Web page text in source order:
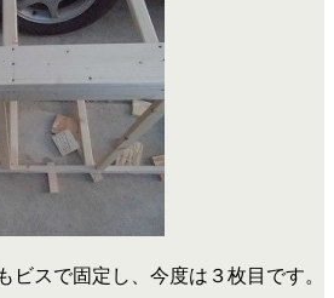
スで固定し、今度は３枚目です。